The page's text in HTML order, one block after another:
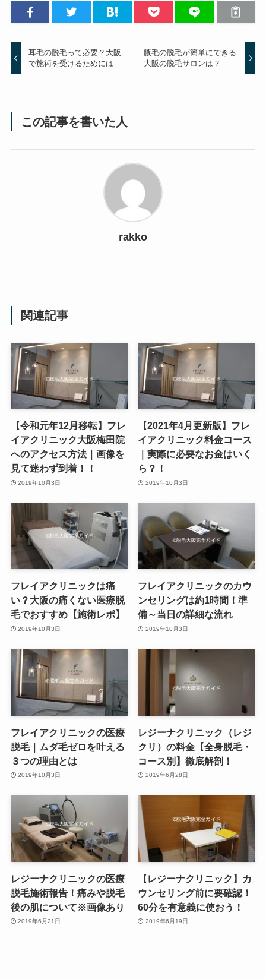
耳毛の脱毛って必要？大阪
で施術を受けるためには
腋毛の脱毛が簡単にできる
大阪の脱毛サロンは？
この記事を書いた人
rakko
関連記事
【令和元年12月移転】フレ
イアクリニック大阪梅田院
へのアクセス方法｜画像を
見て迷わず到着！！
2019年10月3日
【2021年4月更新版】フレ
イアクリニック料金コース
｜実際に必要なお金はいく
ら？！
2019年10月3日
フレイアクリニックは痛
い？大阪の痛くない医療脱
毛でおすすめ【施術レポ】
2019年10月3日
フレイアクリニックのカウ
ンセリングは約1時間！準
備～当日の詳細な流れ
2019年10月3日
フレイアクリニックの医療
脱毛｜ムダ毛ゼロを叶える
３つの理由とは
2019年10月3日
レジーナクリニック（レジ
クリ）の料金【全身脱毛・
コース別】徹底解剖！
2019年6月28日
レジーナクリニックの医療
脱毛施術報告！痛みや脱毛
後の肌について※画像あり
2019年6月21日
【レジーナクリニック】カ
ウンセリング前に要確認！
60分を有意義に使おう！
2019年6月19日